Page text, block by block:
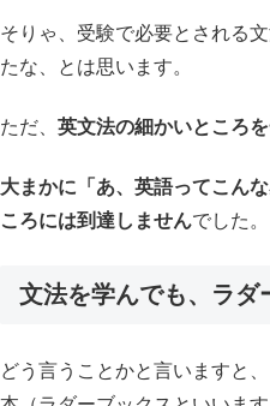
そりゃ、受験で必要とされる
たな、とは思います。
ただ、 英文法の細かいところ
大まかに「あ、英語ってこん
ころには到達しませんでした。
文法を学んでも、ラダ
どう言うことかと言いますと